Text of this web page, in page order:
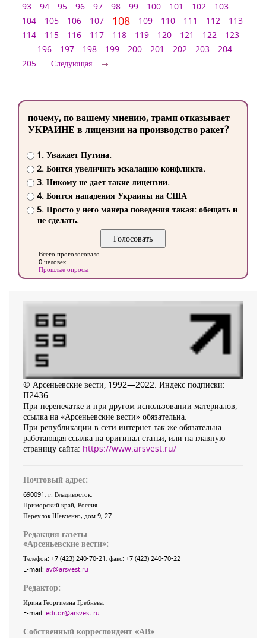
93
94 95 96 97 98 99 100 101 102
103
104
105 106 107 108 109 110 111 112
113
114
115 116 117 118 119 120 121 122
123
...
196 197 198 199 200 201 202 203
204
205
Следующая
почему, по вашему мнению, трамп отказывает
УКРАИНЕ в лицензии на производство ракет?
1. Уважает Путина.
2. Боится увеличить эскалацию конфликта.
3. Никому не дает такие лицензии.
4. Боится нападения Украины на США
5. Просто у него манера поведения такая: обещать и
не сделать.
Всего проголосовало
0 человек
Прошлые опросы
© Арсеньевские вести, 1992—2022. Индекс подписки:
П2436
При перепечатке и при другом использовании материалов,
ссылка на «Арсеньевские вести» обязательна.
При републикации в сети интернет так же обязательна
работающая ссылка на оригинал статьи, или на главную
страницу сайта: https://www.arsvest.ru/
Почтовый адрес:
690091, г. Владивосток,
Приморский край, Россия
Переулок Шевченко, дом 9, 27
Редакция газеты
«Арсеньевские вести»:
Телефон: +7 (423) 240-70-21, факс: +7 (423) 240-70-22
E-mail: av@arsvest.ru
Редактор:
Ирина Георгиевна Гребнёва,
E-mail: editor@arsvest.ru
Собственный корреспондент «АВ»